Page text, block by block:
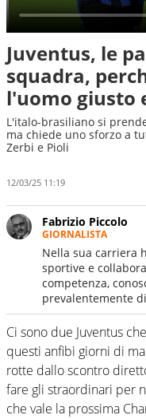
Juventus, le
squadra,
l'uomo giusto
L'italo-brasiliano si
ma chiede uno sforzo a
Zerbi e Pioli
12/03/25 11:19
Fabrizio Piccolo
GIORNALISTA
Nella sua carriera
sportive e
competenza,
prevalentemente
Ci sono due Juventus
questi anfibi giorni di
rotte dallo scontro
fare gli straordinari per
che vale la prossima